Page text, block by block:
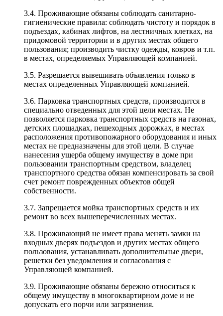
3.4. Проживающие обязаны соблюдать санитарно-
гигиенические правила: соблюдать чистоту и порядок в
подъездах, кабинах лифтов, на лестничных клетках, на
придомовой территории и в других местах общего
пользования; производить чистку одежды, ковров и т.п.
в местах, определяемых Управляющей компанией.
3.5. Разрешается вывешивать объявления только в
местах определенных Управляющей компанией.
3.6. Парковка транспортных средств, производится в
специально отведенных для этой цели местах. Не
позволяется парковка транспортных средств на газонах,
детских площадках, пешеходных дорожках, в местах
расположения противопожарного оборудования и иных
местах не предназначены для этой цели. В случае
нанесения ущерба общему имуществу в доме при
пользовании транспортным средством, владелец
транспортного средства обязан компенсировать за свой
счет ремонт поврежденных объектов общей
собственности.
3.7. Запрещается мойка транспортных средств и их
ремонт во всех вышеперечисленных местах.
3.8. Проживающий не имеет права менять замки на
входных дверях подъездов и других местах общего
пользования, устанавливать дополнительные двери,
решетки без уведомления и согласования с
Управляющей компанией.
3.9. Проживающие обязаны бережно относиться к
общему имуществу в многоквартирном доме и не
допускать его порчи или загрязнения.